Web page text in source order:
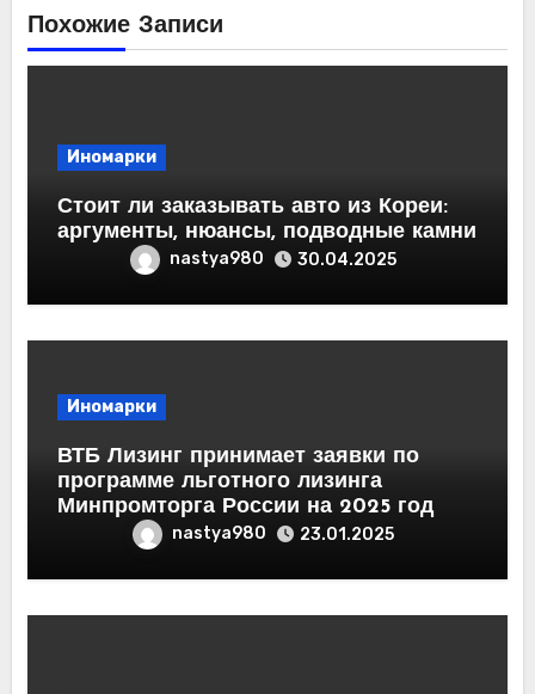
Похожие Записи
Иномарки
Стоит ли заказывать авто из Кореи:
аргументы, нюансы, подводные камни
nastya980 30.04.2025
Иномарки
ВТБ Лизинг принимает заявки по
программе льготного лизинга
Минпромторга России на 2025 год
nastya980 23.01.2025